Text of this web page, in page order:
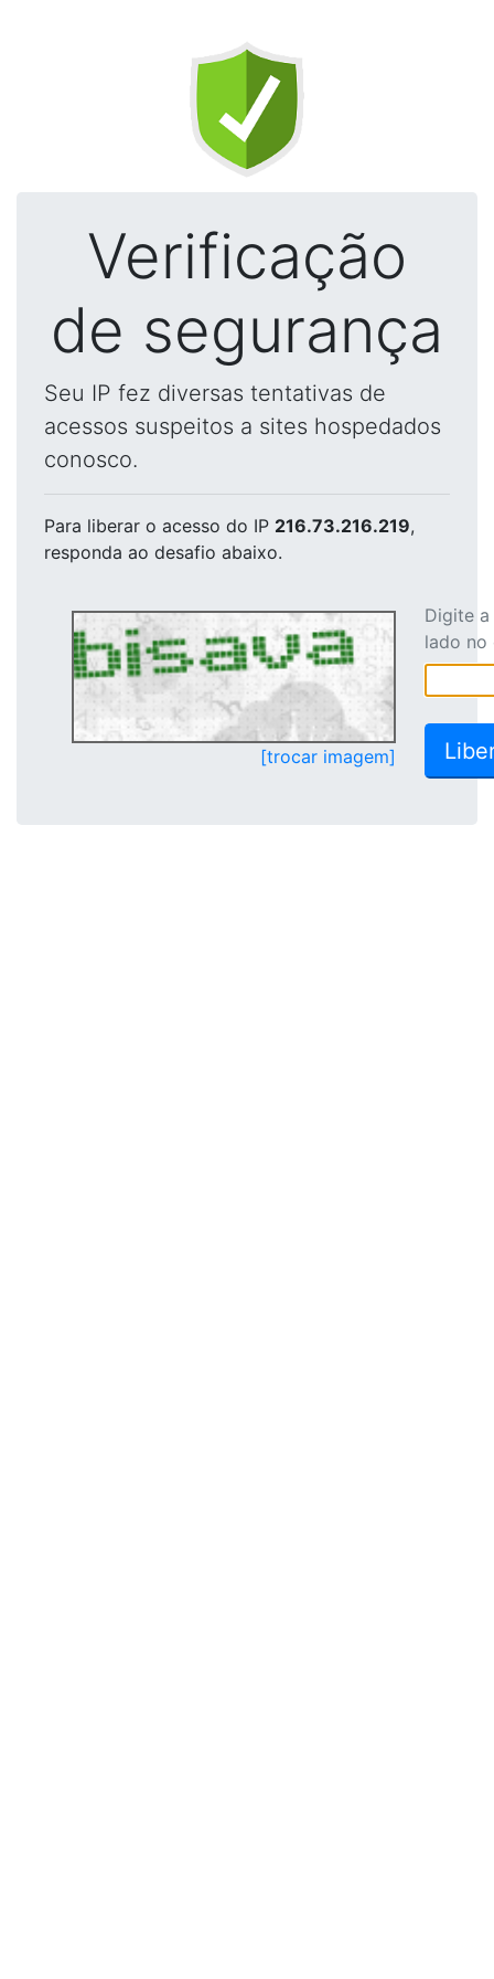
Verificação
de segurança
Seu IP fez diversas tentativas de
acessos suspeitos a sites hospedados
conosco.
Para liberar o acesso do IP 216.73.216.219,
responda ao desafio abaixo.
[trocar imagem]
Digite
lado no